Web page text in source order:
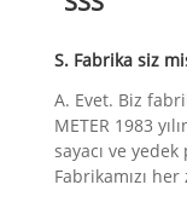
S. Fabrika siz
A. Evet. Biz
METER 1983
sayacı ve
Fabrikamızı